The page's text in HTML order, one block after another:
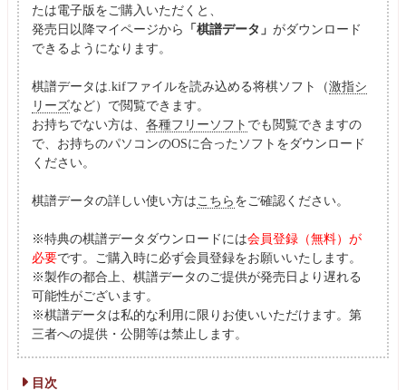
たは電子版をご購入いただくと、
発売日以降マイページから
「棋譜データ」がダウンロード
できるようになります。
棋譜データは.kifファイルを読み込める将棋ソフト（激指シ
リーズなど）で閲覧できます。
お持ちでない方は、各種フリーソフト でも閲覧できますの
で、お持ちのパソコンのOSに合ったソフトをダウンロード
ください。
棋譜データの詳しい使い方はこちらをご確認ください。
※特典の棋譜データダウンロードには会員登録（無料）が
必要です。ご購入時に必ず会員登録をお願いいたします。
※製作の都合上、棋譜データのご提供が発売日より遅れる
可能性がございます。
※棋譜データは私的な利用に限りお使いいただけます。第
三者への提供・公開等は禁止します。
目次